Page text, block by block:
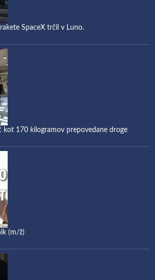
SpaceX trčil v Luno.
kot 170 kilogramov prepovedane droge
(m/ž)